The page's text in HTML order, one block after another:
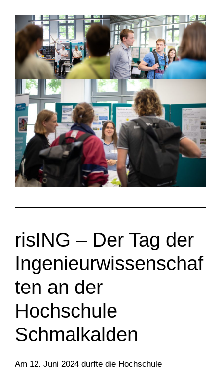
risING – Der Tag der
Ingenieurwissenschaf
ten an der
Hochschule
Schmalkalden
Am 12. Juni 2024 durfte die Hochschule